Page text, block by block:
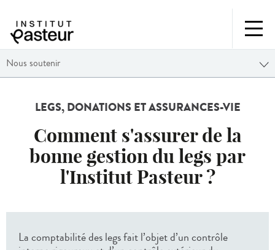
Nous soutenir
LEGS, DONATIONS ET ASSURANCES-VIE
Comment s'assurer de la
bonne gestion du legs par
l'Institut Pasteur ?
La comptabilité des legs fait l’objet d’un contrôle